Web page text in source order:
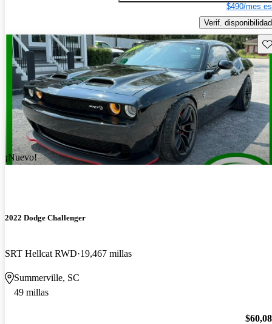
$490/mes
Verif. disponibilidad
¡Nuevo!
2022 Dodge Challenger
SRT Hellcat RWD 19,467 millas
Summerville, SC
49 millas